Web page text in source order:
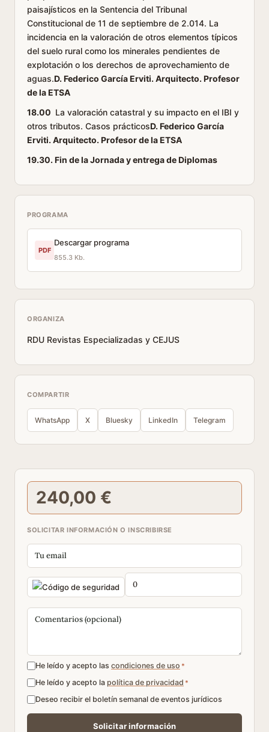
paisajísticos en la Sentencia del Tribunal
Constitucional de 11 de septiembre de 2.014. La
incidencia en la valoración de otros elementos típicos
del suelo rural como los minerales pendientes de
explotación o los derechos de aprovechamiento de
aguas.D. Federico García Erviti. Arquitecto. Profesor
de la ETSA
18.00 La valoración catastral y su impacto en el IBI y
otros tributos. Casos prácticosD. Federico García
Erviti. Arquitecto. Profesor de la ETSA
19.30. Fin de la Jornada y entrega de Diplomas
PROGRAMA
PDF
Descargar programa
855.3 Kb.
ORGANIZA
RDU Revistas Especializadas y CEJUS
COMPARTIR
WhatsApp X Bluesky LinkedIn Telegram
240,00 €
SOLICITAR INFORMACIÓN O INSCRIBIRSE
He leído y acepto las condiciones de uso *
He leído y acepto la política de privacidad *
Deseo recibir el boletín semanal de eventos jurídicos